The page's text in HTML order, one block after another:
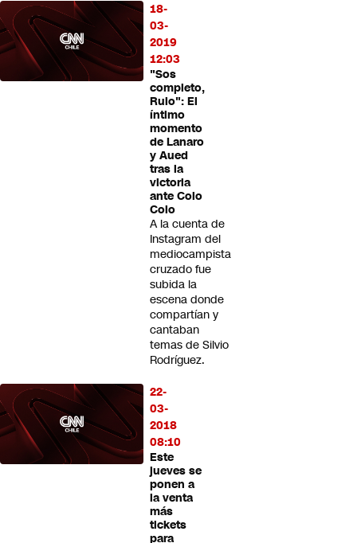
18-
03-
2019
12:03
"Sos
completo,
Rulo": El
íntimo
momento
de Lanaro
y Aued
tras la
victoria
ante Colo
Colo
A la cuenta de
Instagram del
mediocampista
cruzado fue
subida la
escena donde
compartían y
cantaban
temas de Silvio
Rodríguez.
22-
03-
2018
08:10
Este
jueves se
ponen a
la venta
más
tickets
para